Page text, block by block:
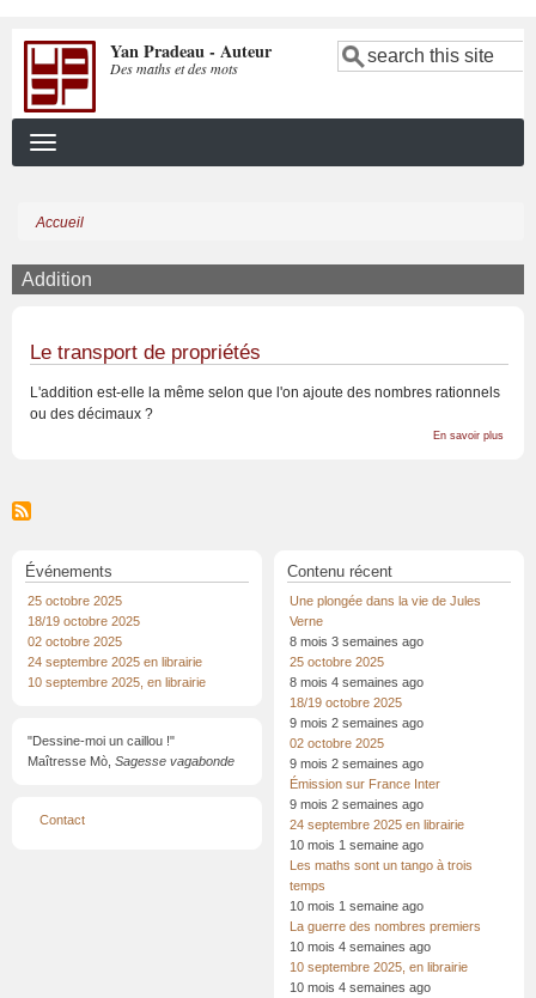
contenu
principal
Search
Yan Pradeau - Auteur
Des maths et des mots
d'Ariane
Accueil
Addition
Le transport de propriétés
L'addition est-elle la même selon que l'on ajoute des nombres rationnels
ou des décimaux ?
En savoir plus
Événements
25 octobre 2025
18/19 octobre 2025
02 octobre 2025
24 septembre 2025 en librairie
10 septembre 2025, en librairie
"Dessine-moi un caillou !"
Maîtresse Mò, Sagesse vagabonde
Menu
Contact
Contenu récent
Une plongée dans la vie de Jules
Verne
8 mois 3 semaines ago
25 octobre 2025
8 mois 4 semaines ago
18/19 octobre 2025
9 mois 2 semaines ago
02 octobre 2025
9 mois 2 semaines ago
Émission sur France Inter
9 mois 2 semaines ago
24 septembre 2025 en librairie
10 mois 1 semaine ago
Les maths sont un tango à trois
temps
10 mois 1 semaine ago
La guerre des nombres premiers
10 mois 4 semaines ago
10 septembre 2025, en librairie
10 mois 4 semaines ago